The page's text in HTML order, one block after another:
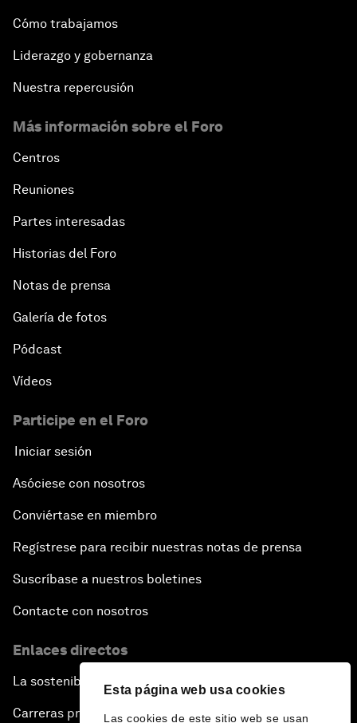
Esta página web usa cookies
Las cookies de este sitio web se usan
Cómo trabajamos
Liderazgo y gobernanza
Nuestra repercusión
Más información sobre el Foro
Centros
Reuniones
Partes interesadas
Historias del Foro
Notas de prensa
Galería de fotos
Pódcast
Vídeos
Participe en el Foro
Iniciar sesión
Asóciese con nosotros
Conviértase en miembro
Regístrese para recibir nuestras notas de prensa
Suscríbase a nuestros boletines
Contacte con nosotros
Enlaces directos
La sostenibilidad en el Foro
Carreras profesionales